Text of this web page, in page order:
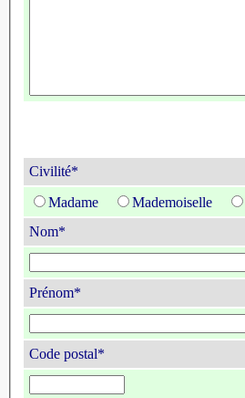
Civilité*
Madame
Mademoiselle
Nom*
Prénom*
Code postal*